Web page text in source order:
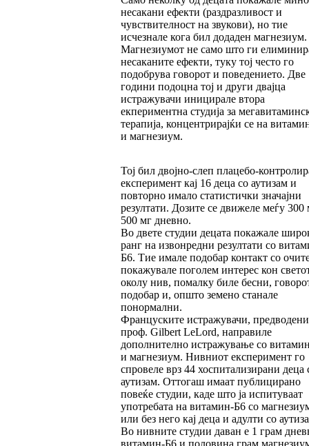
несакани ефекти (раздразливост и
чувствителност на звукови), но тие
исчезнале кога бил додаден магнезиум.
Магнезиумот не само што ги
несаканите ефекти, туку тој често го
подобрува говорот и поведението. Две
години подоцна тој и други двајца
истражувачи иницирале втора
екпериментна студија за
терапија, концентрирајќи се на
и магнезиум.
Тој бил двојно-слеп плацебо-
експеримент кај 16 деца со аутизам и
повторно имало статистички значајни
резултати. Дозите се движеле меѓу 300
500 мг дневно.
Во двете студии децата покажале
ранг на извонредни резултати со
Б6. Тие имале подобар контакт со
покажувале поголем интерес кон
околу нив, помалку биле бесни,
подобар и, општо земено станале
понормални.
Француските истражувачи,
проф. Gilbert LeLord, направиле
дополнително истражување со
и магнезиум. Нивниот експеримент го
спровеле врз 44 хоспитализирани деца
аутизам. Оттогаш имаат публицирано
повеќе студии, каде што ја испитуваат
употребата на витамин-Б6 со
или без него кај деца и адулти со
Во нивните студии даван е 1 грам